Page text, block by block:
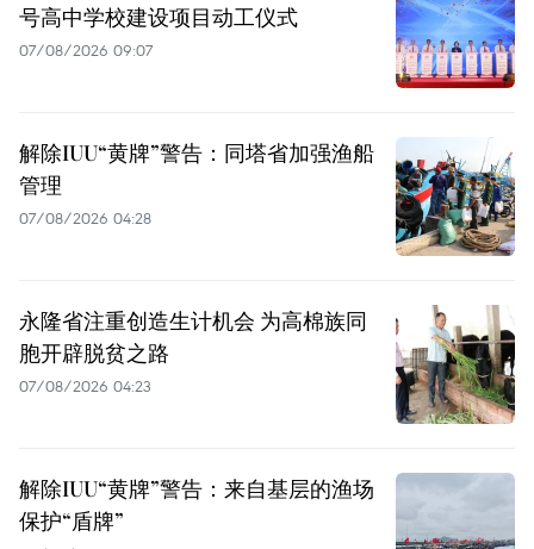
号高中学校建设项目动工仪式
07/08/2026 09:07
解除IUU“黄牌”警告：同塔省加强渔船
管理
07/08/2026 04:28
永隆省注重创造生计机会 为高棉族同
胞开辟脱贫之路
07/08/2026 04:23
解除IUU“黄牌”警告：来自基层的渔场
保护“盾牌”